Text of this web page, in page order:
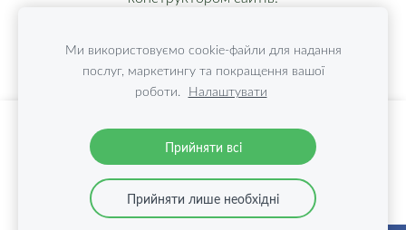
Створіть свій вебсайт або інтернет-магазин
за допомогою Mozello.
Більше
Ми використовуємо cookie-файли для надання
послуг, маркетингу та покращення вашої
роботи. Налаштувати
Прийняти всі
Прийняти лише необхідні